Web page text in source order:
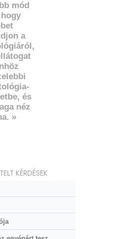
mód
a
és
néz
»
KÉRDÉSEK